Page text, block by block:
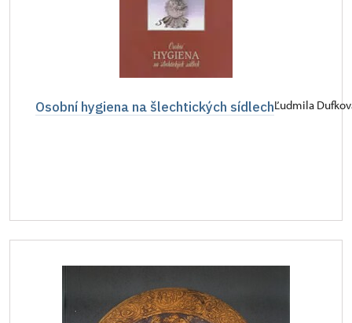
Osobní hygiena na šlechtických sídlechĽudmila